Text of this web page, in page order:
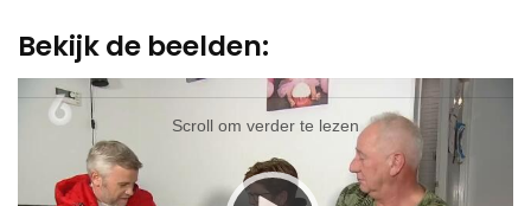
Bekijk de beelden:
Video
Player
Scroll om verder te lezen